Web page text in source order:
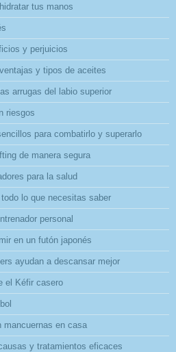
tus manos
y perjuicios
y tipos de aceites
arrugas del labio superior
riesgos
para combatirlo y superarlo
de manera segura
para la salud
lo que necesitas saber
personal
en un futón japonés
ayudan a descansar mejor
el Kéfir casero
mancuernas en casa
y tratamientos eficaces